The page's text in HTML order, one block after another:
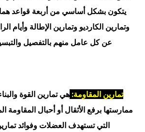
يتكون بشكل أساسي من أربعة قواعد هما
وتمارين الكارديو وتمارين الإطالة
عن كل عامل منهم بالتفصيل
تمارين المقاومة: هي تمارين القوة
ممارستها برفع الأثقال أو أحبال المقاومة
التي تستهدف العضلات وفوائد